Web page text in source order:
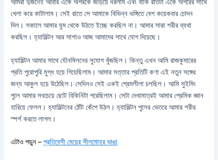
আমরা দুজনেই আবার একে অপরকে জড়িয়ে ধরলাম এবং বাকি রাতটা একে অপরের সাথে
খেলা করে কাটালাম। সেই রাতে সে আমাকে বিভিন্ন ভঙ্গিতে বেশ কয়েকবার চোদন
দিল। সকালে আমার ঘুম থেকে উঠতে ইচ্ছে করছিল না। আমার সারা শরীর ব্যথা
করছিল। হ্যামিল্টন আর সাশাও আজ আমাদের সাথে যোগ দিয়েছে।
হ্যামিল্টন আমার সাথে যৌনমিলনের সুযোগ খুঁজছিল। কিন্তু এখন আমি রাজকুমারের
প্রতি পুরোপুরি মুগ্ধ হয়ে গিয়েছিলাম। আমার সত্তার প্রতিটি কণা এই নতুন সঙ্গের
জন্য আকুল হয়ে উঠেছিল। সেদিনও সেই একই প্রেমলীলা চলছিল। আমি সুইমিং
পুলে আমার সবচেয়ে ছোট বিকিনিটা পরেছিলাম। সেটা দেখামাত্রই আমার প্রেমিক জ্ঞান
হারিয়ে ফেলল। হ্যামিল্টনের ঠোঁট কেঁপে উঠল। হ্যামিল্টন পুলের ভেতরে আমার শরীর
স্পর্শ করতে লাগল।
এটাও পড়ুন – প্রতিবেশী মেয়ের সীলমোহর ভাঙা